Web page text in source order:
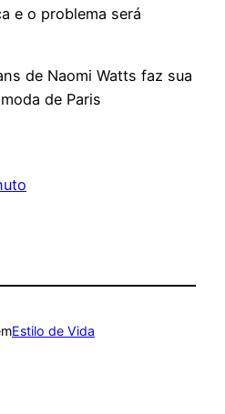
e o problema será
de Naomi Watts faz sua
de Paris
Estilo de Vida